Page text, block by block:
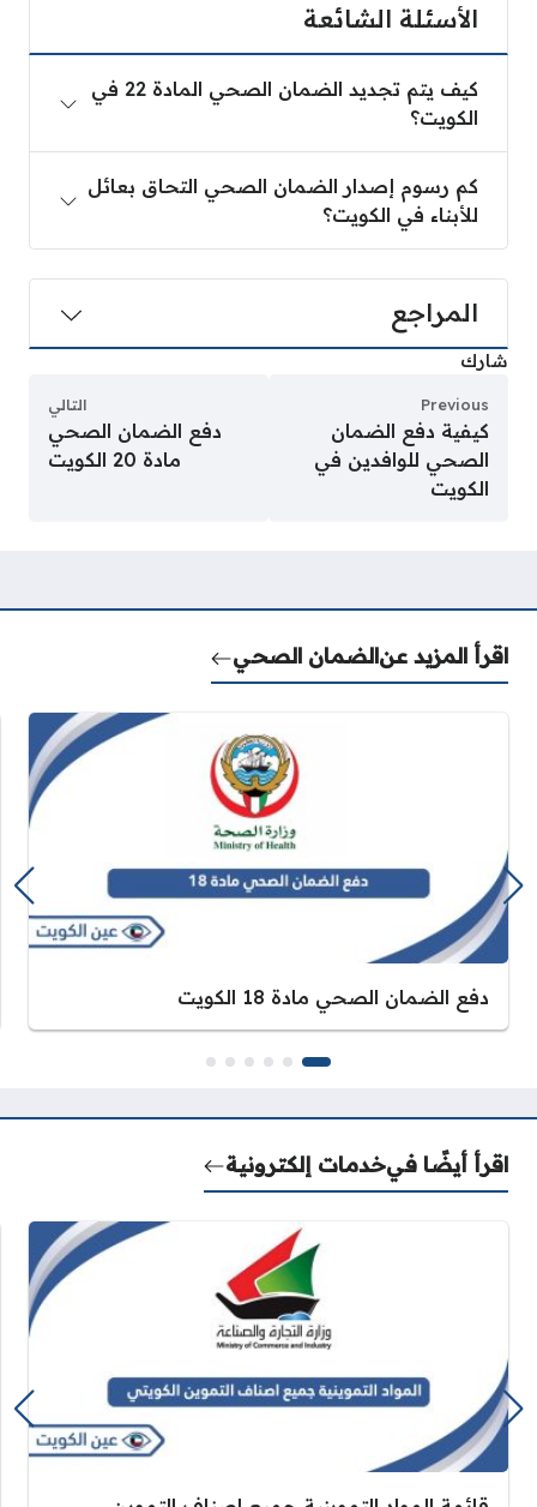
الأسئلة الشائعة
كيف يتم تجديد الضمان الصحي المادة 22 في
الكويت؟
كم رسوم إصدار الضمان الصحي التحاق بعائل
للأبناء في الكويت؟
المراجع
شارك
Previous
كيفية دفع الضمان
الصحي للوافدين في
الكويت
التالي
دفع الضمان الصحي
مادة 20 الكويت
اقرأ المزيد عنالضمان الصحي
دفع الضمان الصحي مادة 18 الكويت
اقرأ أيضًا فيخدمات إلكترونية